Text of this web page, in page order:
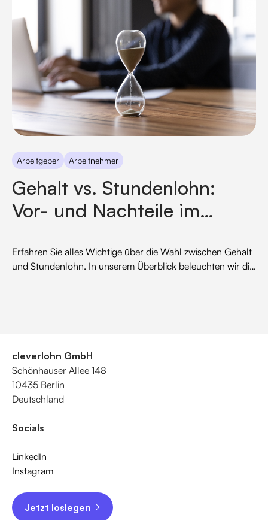
Arbeitgeber Arbeitnehmer
Gehalt vs. Stundenlohn:
Vor- und Nachteile im
und Arbeitgeber
Erfahren Sie alles Wichtige über die Wahl zwischen Gehalt
und Stundenlohn. In unserem Überblick beleuchten wir die
cleverlohn GmbH
Schönhauser Allee 148
10435 Berlin
Deutschland
Socials
LinkedIn
Instagram
Jetzt loslegen
Jetzt loslegen